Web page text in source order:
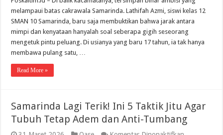
melampaui batas cakrawala Samarinda. Lathifah Azmi, siswi kelas 12
SMAN 10 Samarinda, baru saja membuktikan bahwa jarak antara
mimpi dan kenyataan hanyalah soal seberapa gigih seseorang
mengetuk pintu peluang. Di usianya yang baru 17 tahun, ia tak hanya
membawa pulang satu, …
Read More »
Samarinda Lagi Terik! Ini 5 Taktik Jitu Agar
Tubuh Tetap Adem dan Anti-Tumbang